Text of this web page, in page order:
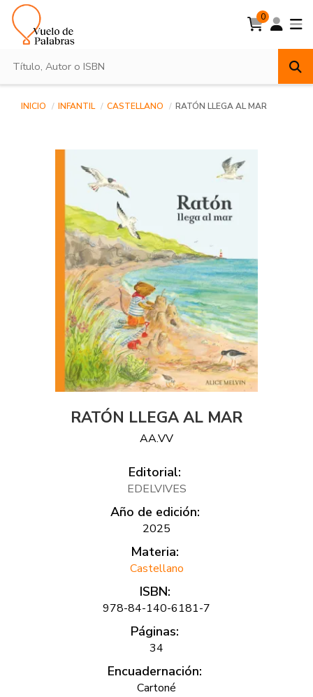
0
INICIO INFANTIL CASTELLANO RATÓN LLEGA AL MAR
RATÓN LLEGA AL MAR
AA.VV
Editorial:
EDELVIVES
Año de edición:
2025
Materia:
Castellano
ISBN:
978-84-140-6181-7
Páginas:
34
Encuadernación:
Cartoné